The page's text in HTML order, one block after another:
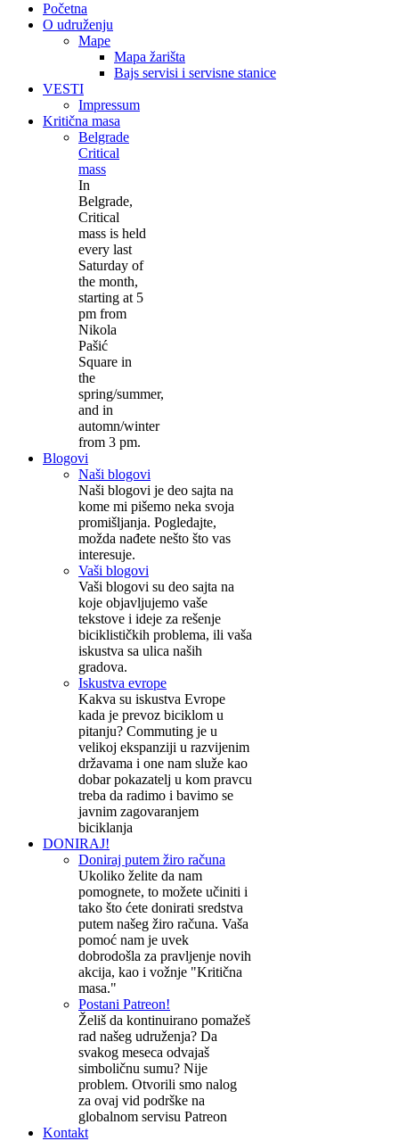
Početna
O udruženju
Mape
Mapa žarišta
Bajs servisi i servisne stanice
VESTI
Impressum
Kritična masa
Belgrade
Critical
mass
In
Belgrade,
Critical
mass is held
every last
Saturday of
the month,
starting at 5
pm from
Nikola
Pašić
Square in
the
spring/summer,
and in
automn/winter
from 3 pm.
Blogovi
Naši blogovi
Naši blogovi je deo sajta na
kome mi pišemo neka svoja
promišljanja. Pogledajte,
možda nađete nešto što vas
interesuje.
Vaši blogovi
Vaši blogovi su deo sajta na
koje objavljujemo vaše
tekstove i ideje za rešenje
biciklističkih problema, ili vaša
iskustva sa ulica naših
gradova.
Iskustva evrope
Kakva su iskustva Evrope
kada je prevoz biciklom u
pitanju? Commuting je u
velikoj ekspanziji u razvijenim
državama i one nam služe kao
dobar pokazatelj u kom pravcu
treba da radimo i bavimo se
javnim zagovaranjem
biciklanja
DONIRAJ!
Doniraj putem žiro računa
Ukoliko želite da nam
pomognete, to možete učiniti i
tako što ćete donirati sredstva
putem našeg žiro računa. Vaša
pomoć nam je uvek
dobrodošla za pravljenje novih
akcija, kao i vožnje "Kritična
masa."
Postani Patreon!
Želiš da kontinuirano pomažeš
rad našeg udruženja? Da
svakog meseca odvajaš
simboličnu sumu? Nije
problem. Otvorili smo nalog
za ovaj vid podrške na
globalnom servisu Patreon
Kontakt